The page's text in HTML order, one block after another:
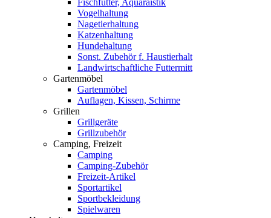
Fischfutter, Aquaraistik
Vogelhaltung
Nagetierhaltung
Katzenhaltung
Hundehaltung
Sonst. Zubehör f. Haustierhalt
Landwirtschaftliche Futtermitt
Gartenmöbel
Gartenmöbel
Auflagen, Kissen, Schirme
Grillen
Grillgeräte
Grillzubehör
Camping, Freizeit
Camping
Camping-Zubehör
Freizeit-Artikel
Sportartikel
Sportbekleidung
Spielwaren